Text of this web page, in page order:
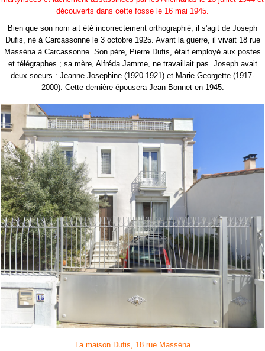
découverts dans cette fosse le 16 mai 1945.
Bien que son nom ait été incorrectement orthographié, il s'agit de Joseph
Dufis, né à Carcassonne le 3 octobre 1925. Avant la guerre, il vivait 18 rue
Masséna à Carcassonne. Son père, Pierre Dufis, était employé aux postes
et télégraphes ; sa mère, Alfréda Jamme, ne travaillait pas. Joseph avait
deux soeurs : Jeanne Josephine (1920-1921) et Marie Georgette (1917-
2000). Cette dernière épousera Jean Bonnet en 1945.
La maison Dufis, 18 rue Masséna